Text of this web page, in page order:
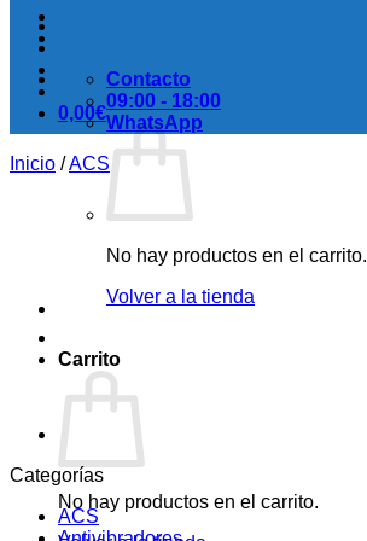
0,00€
No hay productos en el carrito.
Volver a la tienda
Carrito
No hay productos en el carrito.
Contacto
09:00 - 18:00
WhatsApp
Inicio /ACS
Categorías
ACS